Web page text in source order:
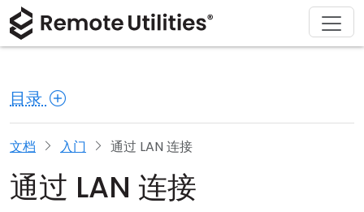
目录
文档 入门 通过 LAN 连接
通过 LAN 连接
产品
安全性
截图
发行说明
解决方案
制造业与零售
医疗保健
教育与政府
下载
macOS
Linux
iOS/Android
购买
许可证助手
升级您的许可证
支持
文档
知识库
关于
新闻发布室
撰写评论